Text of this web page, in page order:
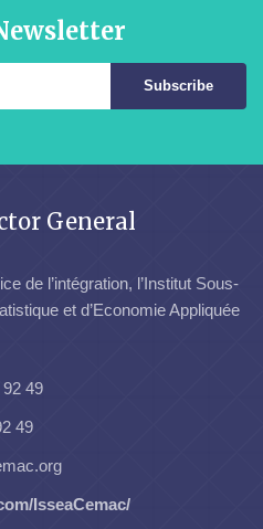
Subscribe
General
de l’intégration, l’Institut Sous-
et d’Economie Appliquée
49
49
IsseaCemac/